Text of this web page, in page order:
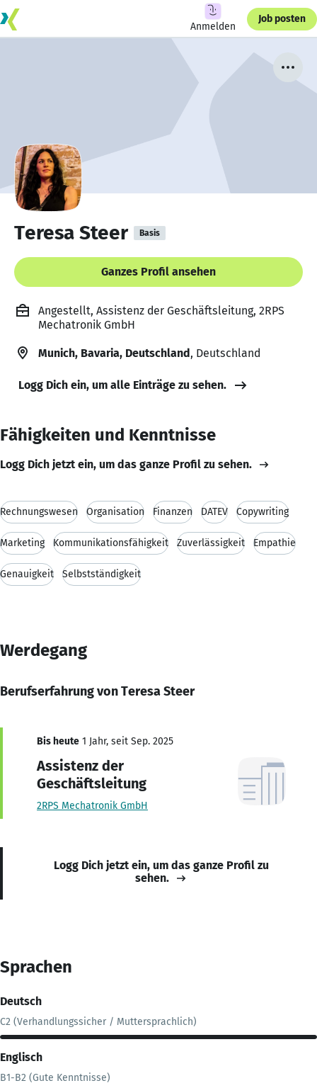
Anmelden
Job posten
Teresa Steer Basis
Ganzes Profil ansehen
Angestellt, Assistenz der Geschäftsleitung, 2RPS
Mechatronik GmbH
Munich, Bavaria, Deutschland, Deutschland
Logg Dich ein, um alle Einträge zu sehen.
Fähigkeiten und Kenntnisse
Logg Dich jetzt ein, um das ganze Profil zu sehen.
Rechnungswesen Organisation Finanzen DATEV Copywriting
Marketing Kommunikationsfähigkeit Zuverlässigkeit Empathie
Genauigkeit Selbstständigkeit
Werdegang
Berufserfahrung von Teresa Steer
Bis heute 1 Jahr, seit Sep. 2025
Assistenz der
Geschäftsleitung
2RPS Mechatronik GmbH
Logg Dich jetzt ein, um das ganze Profil zu
sehen.
Sprachen
Deutsch
C2 (Verhandlungssicher / Muttersprachlich)
Englisch
B1-B2 (Gute Kenntnisse)